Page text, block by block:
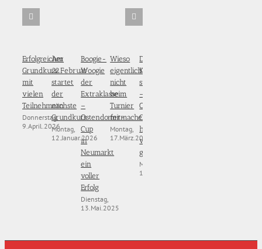
Erfolgreicher
Grundkurs
mit
vielen
Teilnehmern
Donnerstag,
9.April.2026
Am
22.Februar
startet
der
nächste
Grundkurs
Montag,
12.Januar.2026
Boogie-
Woogie
der
Extraklasse
–
Ostendorfer-
Cup
in
Neumarkt
ein
voller
Erfolg
Dienstag,
13.Mai.2025
Wieso
eigentlich
nicht
beim
Turnier
mitmachen???
Montag,
17.März.2025
Der
Kartenvorverkauf
startet
–
OG-
Cup
here
we
go!
Montag,
10.März.2025